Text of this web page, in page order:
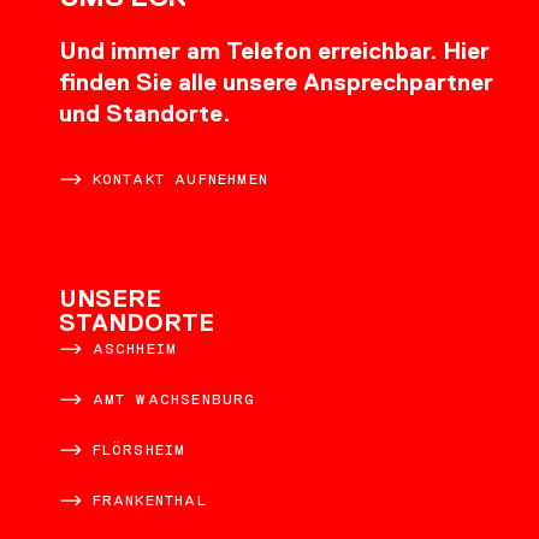
Und immer am Telefon erreichbar. Hier
finden Sie alle unsere Ansprechpartner
und Standorte.
KONTAKT AUFNEHMEN
UNSERE
STANDORTE
ASCHHEIM
AMT WACHSENBURG
FLÖRSHEIM
FRANKENTHAL